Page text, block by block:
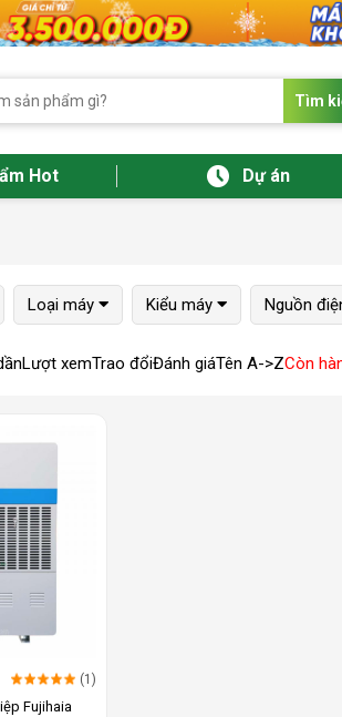
Tìm
Hot Dự án
Loại máy Kiểu máy Nguồn
Lượt xemTrao đổiĐánh giáTên A->ZCòn
(1)
Fujihaia